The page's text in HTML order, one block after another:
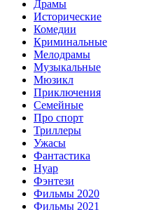
Драмы
Исторические
Комедии
Криминальные
Мелодрамы
Музыкальные
Мюзикл
Приключения
Семейные
Про спорт
Триллеры
Ужасы
Фантастика
Нуар
Фэнтези
Фильмы 2020
Фильмы 2021